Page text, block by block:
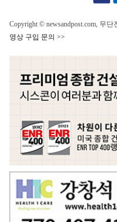
Copyright © newsandpost.com, 무
영상 구입 문의 >>